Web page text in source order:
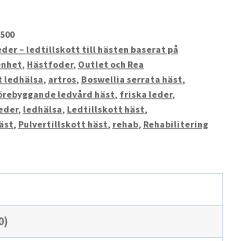
– ledtillskott till hästen baserat på
, Hästfoder, Outlet och Rea
ledhälsa, artros, Boswellia serrata häst,
ledvård häst, friska leder,
, ledhälsa, Ledtillskott häst,
, Pulvertillskott häst, rehab, Rehabilitering